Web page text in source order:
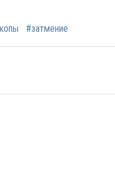
#затмение